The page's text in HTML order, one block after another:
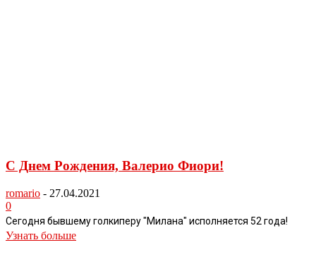
С Днем Рождения, Валерио Фиори!
romario - 27.04.2021
0
Сегодня бывшему голкиперу "Милана" исполняется 52 года!
Узнать больше